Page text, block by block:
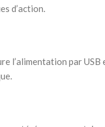
d’action.
l’alimentation par USB